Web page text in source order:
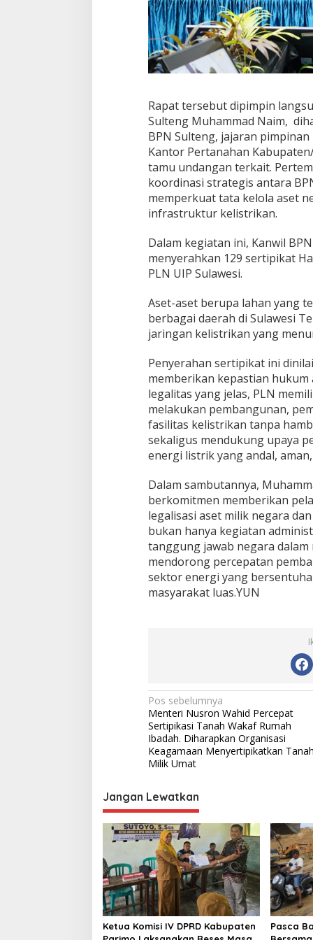
t
a
h
P
a
r
m
Rapat tersebut dipimpin
Sulteng Muhammad Naim,
BPN Sulteng, jajaran pimpinan
Kantor Pertanahan
tamu undangan terkait.
koordinasi strategis antara
memperkuat tata kelola aset
infrastruktur kelistrikan.
Dalam kegiatan ini, Kanwil
menyerahkan 129 sertipikat
PLN UIP Sulawesi.
Aset-aset berupa lahan yang
berbagai daerah di Sulawesi
jaringan kelistrikan yang
Penyerahan sertipikat ini
memberikan kepastian hukum
legalitas yang jelas, PLN
melakukan pembangunan,
fasilitas kelistrikan tanpa
sekaligus mendukung upaya
energi listrik yang andal,
Dalam sambutannya,
berkomitmen memberikan
legalisasi aset milik negara
bukan hanya kegiatan
tanggung jawab negara
mendorong percepatan
sektor energi yang
masyarakat luas.YUN
N
a
v
i
a
s
i
p
o
s
Pos sebelumnya
Menteri Nusron Wahid Percepat
Sertipikasi Tanah Wakaf Rumah
Ibadah. Diharapkan Organisasi
Keagamaan Menyertipikatkan Tanah
Milik Umat
Jangan Lewatkan
Ketua Komisi IV DPRD Kabupaten
Pasca